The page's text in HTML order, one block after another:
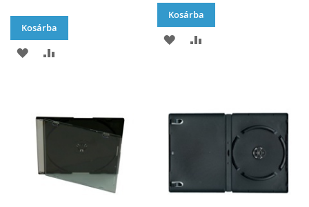
Kosárba
HOZZÁADÁS
Kosárba
HOZZÁADÁS